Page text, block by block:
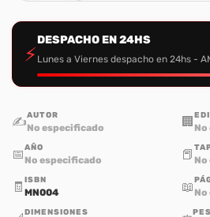
⚡
DESPACHO EN 24HS
Lunes a Viernes despacho en 24hs -
✍️AUTOR
No especificado 🏢
📅AÑO
No especificado 📕
🧾 ISBN
MN004 📖
DIMENSIONES